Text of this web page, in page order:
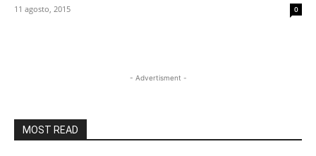
11 agosto, 2015 0
- Advertisment -
MOST READ